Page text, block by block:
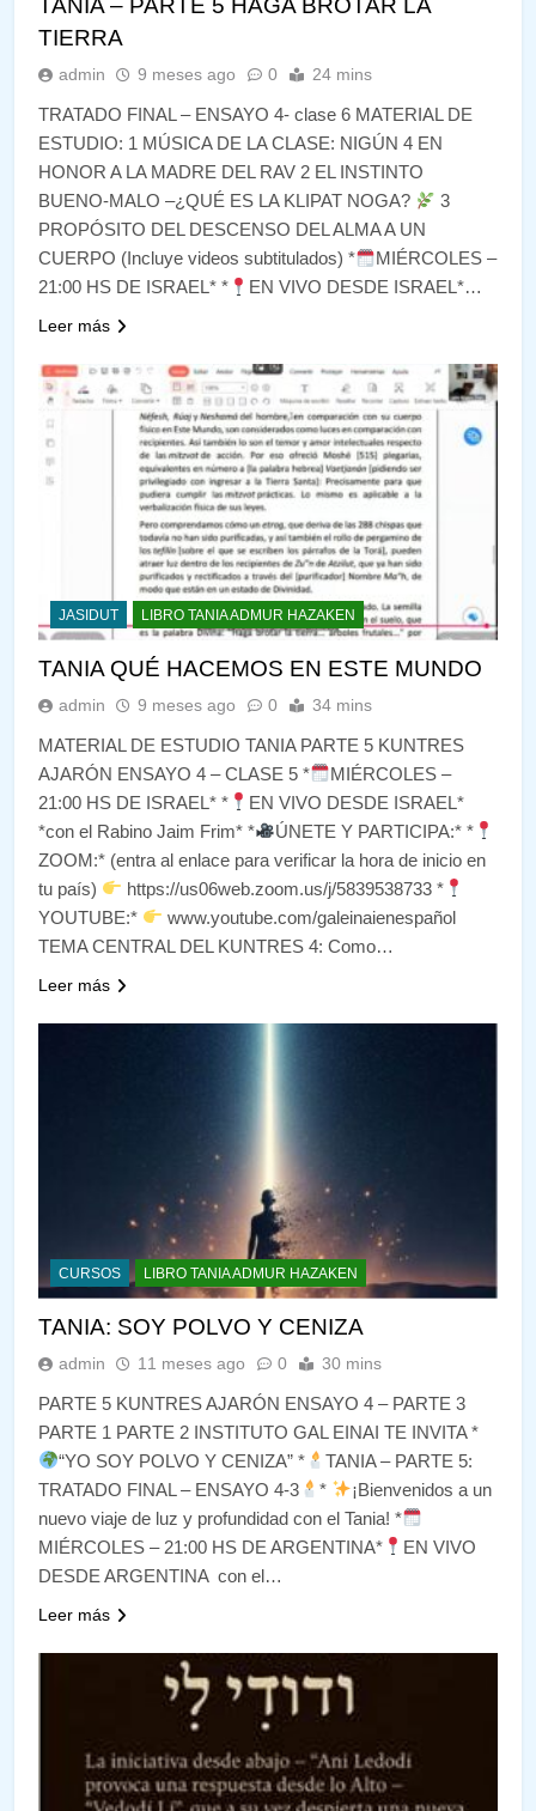
TANIA – PARTE 5 HAGA BROTAR LA
TIERRA
admin 9 meses ago 0 24 mins
TRATADO FINAL – ENSAYO 4- clase 6 MATERIAL DE
ESTUDIO: 1 MÚSICA DE LA CLASE: NIGÚN 4 EN
HONOR A LA MADRE DEL RAV 2 EL INSTINTO
BUENO-MALO –¿QUÉ ES LA KLIPAT NOGA?
3
PROPÓSITO DEL DESCENSO DEL ALMA A UN
CUERPO (Incluye videos subtitulados) *
MIÉRCOLES –
21:00 HS DE ISRAEL* *
EN VIVO DESDE ISRAEL*…
Leer más
JASIDUT LIBRO TANIA ADMUR HAZAKEN
TANIA QUÉ HACEMOS EN ESTE MUNDO
admin 9 meses ago 0 34 mins
MATERIAL DE ESTUDIO TANIA PARTE 5 KUNTRES
AJARÓN ENSAYO 4 – CLASE 5 *
MIÉRCOLES –
21:00 HS DE ISRAEL* *
EN VIVO DESDE ISRAEL*
*con el Rabino Jaim Frim* *
ÚNETE Y PARTICIPA:* *
ZOOM:* (entra al enlace para verificar la hora de inicio en
tu país)
https://us06web.zoom.us/j/5839538733 *
YOUTUBE:*
www.youtube.com/galeinaienespañol
TEMA CENTRAL DEL KUNTRES 4: Como…
Leer más
CURSOS LIBRO TANIA ADMUR HAZAKEN
TANIA: SOY POLVO Y CENIZA
admin 11 meses ago 0 30 mins
PARTE 5 KUNTRES AJARÓN ENSAYO 4 – PARTE 3
PARTE 1 PARTE 2 INSTITUTO GAL EINAI TE INVITA *
“YO SOY POLVO Y CENIZA” *
TANIA – PARTE 5:
TRATADO FINAL – ENSAYO 4-3
*
¡Bienvenidos a un
nuevo viaje de luz y profundidad con el Tania! *
MIÉRCOLES – 21:00 HS DE ARGENTINA*
EN VIVO
DESDE ARGENTINA con el…
Leer más